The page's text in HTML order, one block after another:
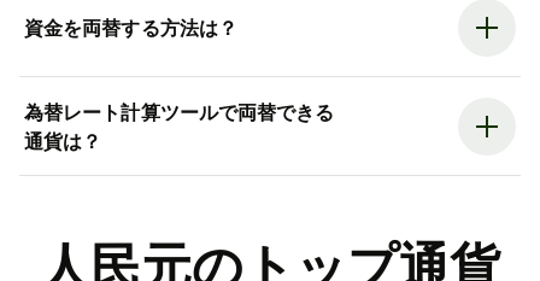
資金を両替する方法は？
為替レート計算ツールで両替できる
通貨は？
人民元のトップ通貨